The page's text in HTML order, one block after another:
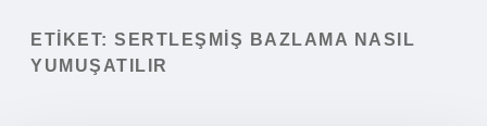
Yasal Uyarı
ETIKET: SERTLEŞMIŞ BAZLAMA NASIL
YUMUŞATILIR